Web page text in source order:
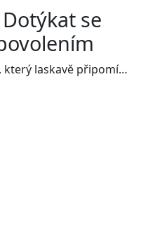
se
Potisk na oblečení pro těhotné, který laskavě připomíná lidem, aby se dotýkali bříška jen s povolením.